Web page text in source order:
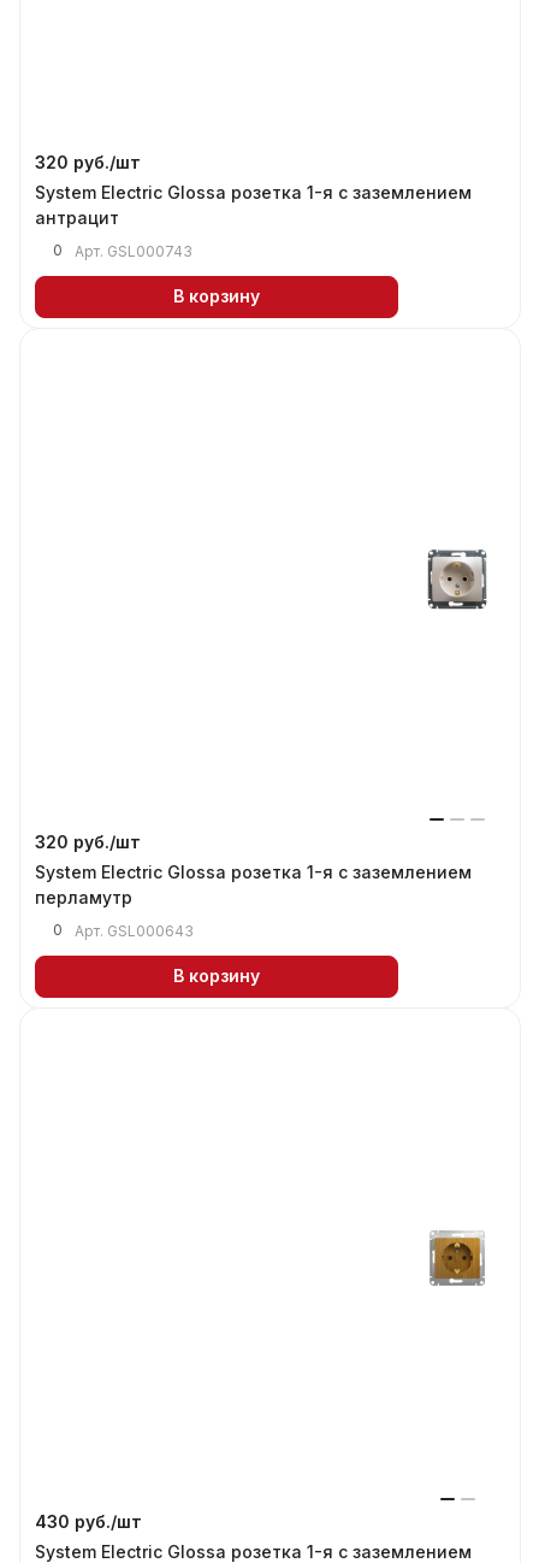
320 руб./шт
System Electric Glossa розетка 1-я с заземлением
антрацит
0 Арт. GSL000743
В корзину
320 руб./шт
System Electric Glossa розетка 1-я с заземлением
перламутр
0 Арт. GSL000643
В корзину
430 руб./шт
System Electric Glossa розетка 1-я с заземлением